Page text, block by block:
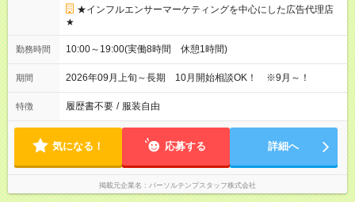
★インフルエンサーマーケティングを中心にした広告代理店
★
勤務時間 10:00～19:00(実働8時間 休憩1時間)
期間 2026年09月上旬～長期 10月開始相談OK！ ※9月～！
特徴 履歴書不要 / 服装自由
気になる！ 応募する 詳細へ
掲載元企業名 パーソルテンプスタッフ株式会社